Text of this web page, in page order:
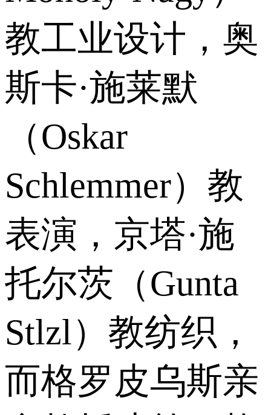
教工业设计，奥
斯卡·施莱默
（Oskar
Schlemmer）教
表演，京塔·施
托尔茨（Gunta
Stlzl）教纺织，
而格罗皮乌斯亲